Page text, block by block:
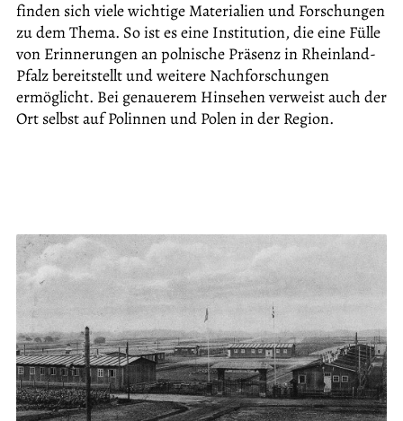
finden sich viele wichtige Materialien und Forschungen
zu dem Thema. So ist es eine Institution, die eine Fülle
von Erinnerungen an polnische Präsenz in Rheinland-
Pfalz bereitstellt und weitere Nachforschungen
ermöglicht. Bei genauerem Hinsehen verweist auch der
Ort selbst auf Polinnen und Polen in der Region.